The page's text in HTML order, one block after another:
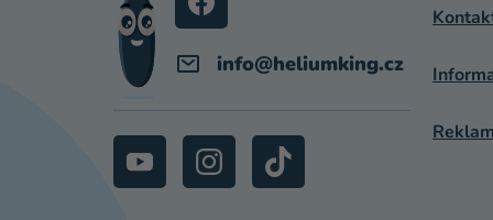
info@heliumking.cz